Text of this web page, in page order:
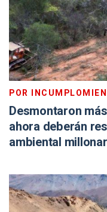
POR
Desmontaron
ahora deberán
ambiental